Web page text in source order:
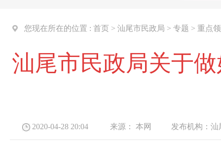
您现在所在的位置 : 首页 > 汕尾市民政局 > 专题 > 重点
汕尾市民政局关于
2020-04-28 20:04 来源： 本网 发布机构： 汕